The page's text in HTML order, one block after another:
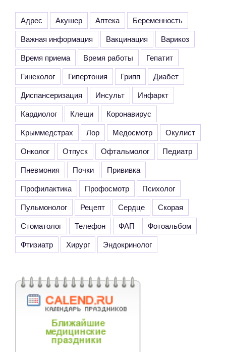
Адрес Акушер Аптека
Беременность
Важная информация
Вакцинация
Варикоз
Время приема
Время работы
Гепатит
Гинеколог
Гипертония Грипп
Диабет
Диспансеризация
Инсульт
Инфаркт
Кардиолог
Клещи
Коронавирус
Крыммедстрах
Лор Медосмотр
Окулист
Онколог
Отпуск Офтальмолог
Педиатр
Пневмония
Почки
Прививка
Профилактика
Профосмотр
Психолог
Пульмонолог
Рецепт Сердце
Скорая
Стоматолог
Телефон ФАП
Фотоальбом
Фтизиатр
Хирург Эндокринолог